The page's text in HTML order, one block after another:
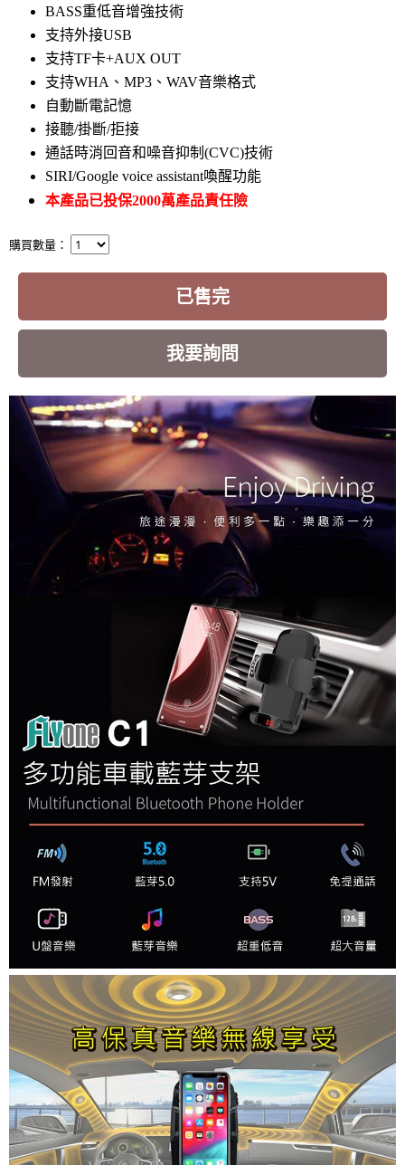
BASS重低音增強技術
支持外接USB
支持TF卡+AUX OUT
支持WHA、MP3、WAV音樂格式
自動斷電記憶
接聽/掛斷/拒接
通話時消回音和噪音抑制(CVC)技術
SIRI/Google voice assistant喚醒功能
本產品已投保2000萬產品責任險
購買數量：
已售完
我要詢問